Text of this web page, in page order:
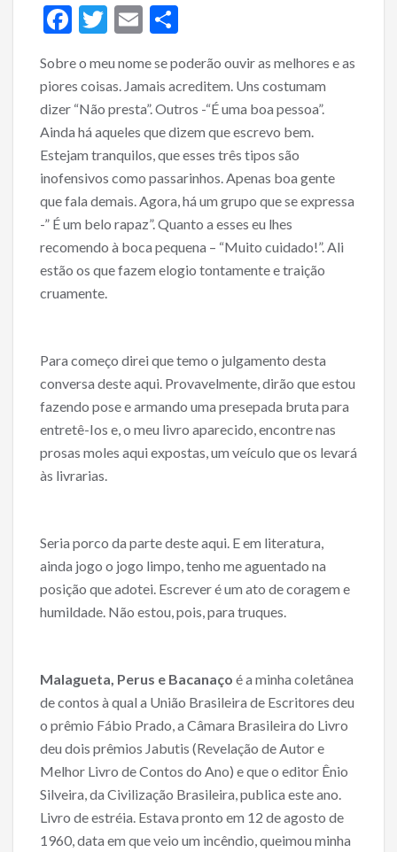
F
e
b
o
o
k
T
itt
er
E
ai
l
ar
e
Sobre o meu nome se poderão ouvir as melhores e as
piores coisas. Jamais acreditem. Uns costumam
dizer “Não presta”. Outros -“É uma boa pessoa”.
Ainda há aqueles que dizem que escrevo bem.
Estejam tranquilos, que esses três tipos são
inofensivos como passarinhos. Apenas boa gente
que fala demais. Agora, há um grupo que se expressa
-” É um belo rapaz”. Quanto a esses eu lhes
recomendo à boca pequena – “Muito cuidado!”. Ali
estão os que fazem elogio tontamente e traição
cruamente.
Para começo direi que temo o julgamento desta
conversa deste aqui. Provavelmente, dirão que estou
fazendo pose e armando uma presepada bruta para
entretê-Ios e, o meu livro aparecido, encontre nas
prosas moles aqui expostas, um veículo que os levará
às livrarias.
Seria porco da parte deste aqui. E em literatura,
ainda jogo o jogo limpo, tenho me aguentado na
posição que adotei. Escrever é um ato de coragem e
humildade. Não estou, pois, para truques.
Malagueta, Perus e Bacanaço é a minha coletânea
de contos à qual a União Brasileira de Escritores deu
o prêmio Fábio Prado, a Câmara Brasileira do Livro
deu dois prêmios Jabutis (Revelação de Autor e
Melhor Livro de Contos do Ano) e que o editor Ênio
Silveira, da Civilização Brasileira, publica este ano.
Livro de estréia. Estava pronto em 12 de agosto de
1960, data em que veio um incêndio, queimou minha